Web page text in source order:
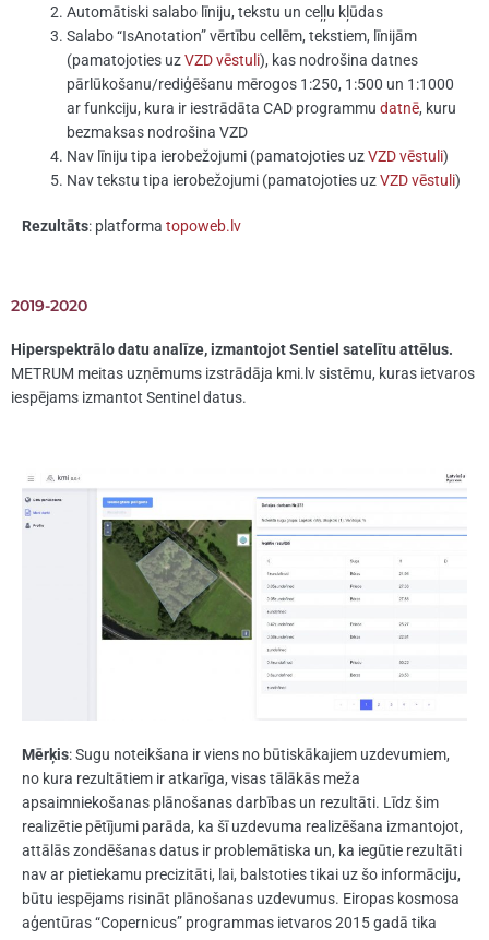
Automātiski salabo līniju, tekstu un ceļļu kļūdas
Salabo “IsAnotation” vērtību cellēm, tekstiem, līnijām
(pamatojoties uzVZD vēstuli), kas nodrošina datnes
pārlūkošanu/rediģēšanu mērogos 1:250, 1:500 un 1:1000
ar funkciju, kura ir iestrādāta CAD programmudatnē, kuru
bezmaksas nodrošina VZD
Nav līniju tipa ierobežojumi (pamatojoties uzVZD vēstuli)
Nav tekstu tipa ierobežojumi (pamatojoties uzVZD vēstuli)
Rezultāts: platforma topoweb.lv
2019-2020
Hiperspektrālo datu analīze, izmantojot Sentiel satelītu attēlus.
METRUM meitas uzņēmums izstrādāja kmi.lv sistēmu, kuras ietvaros
iespējams izmantot Sentinel datus.
Mērķis: Sugu noteikšana ir viens no būtiskākajiem uzdevumiem,
no kura rezultātiem ir atkarīga, visas tālākās meža
apsaimniekošanas plānošanas darbības un rezultāti. Līdz šim
realizētie pētījumi parāda, ka šī uzdevuma realizēšana izmantojot,
attālās zondēšanas datus ir problemātiska un, ka iegūtie rezultāti
nav ar pietiekamu precizitāti, lai, balstoties tikai uz šo informāciju,
būtu iespējams risināt plānošanas uzdevumus. Eiropas kosmosa
aģentūras “Copernicus” programmas ietvaros 2015 gadā tika